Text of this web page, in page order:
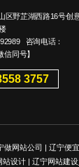
站建设项目
学/教育/培训
武汉工商学院（原武
提......
辽宁2020年
作......
设公司，网站建设行
的......
看更多
区野芷湖西路16号创
咨询电话：
信同号】
3757
做网站公司 辽宁便
站设计| 辽宁网站建